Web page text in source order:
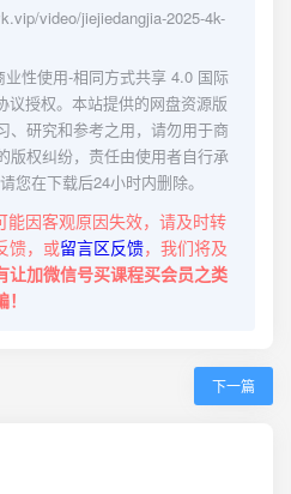
video/jiejiedangjia-2025-4k-
业性使用-相同方式共享 4.0 国际
议授权。本站提供的网盘资源版
、研究和参考之用，请勿用于商
版权纠纷，责任由使用者自行承
您在下载后24小时内删除。
能因客观原因失效，请及时转
馈，或留言区反馈，我们将及
让加微信号买课程买会员之类
下一篇